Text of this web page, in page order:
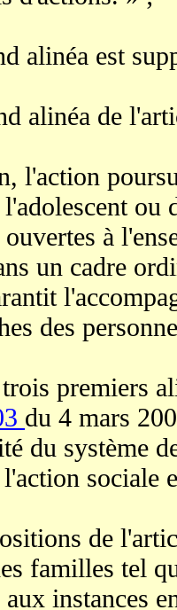
alinéa est
alinéa de
l'action
ou
à
un cadre
des
premiers
du 4 mars
du système
sociale
de
familles tel
instances